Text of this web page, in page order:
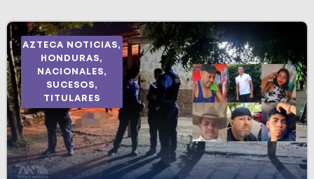
AZTECA NOTICIAS,
HONDURAS,
NACIONALES,
SUCESOS,
TITULARES